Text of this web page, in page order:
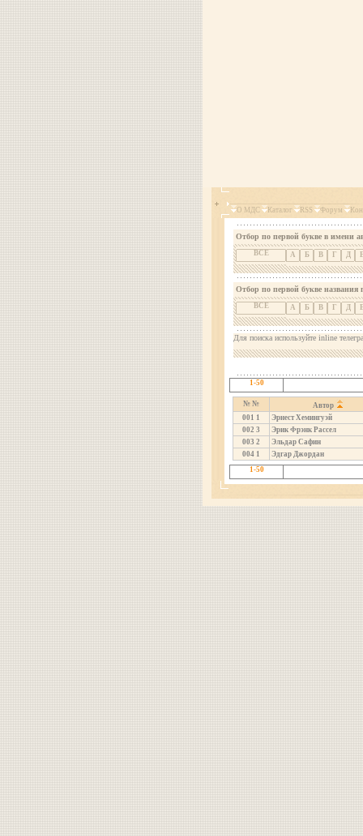
О МДС Каталог RSS Форум
Отбор по первой букве в имени
ВСЕ А Б В Г Д
Отбор по первой букве названия
ВСЕ А Б В Г Д
Для поиска используйте inline
1-50
№ №
Автор
001 1
Эрнест Хемингуэй
002 3
Эрик Фрэнк Рассел
003 2
Эльдар Сафин
004 1
Эдгар Джордан
1-50